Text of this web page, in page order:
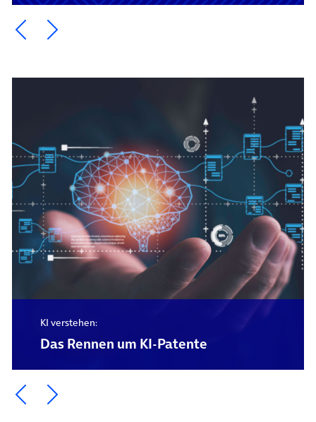
Ein Element zurück blättern
Ein Element weiter blättern
KI verstehen:
Das Rennen um KI-Patente
Ein Element zurück blättern
Ein Element weiter blättern